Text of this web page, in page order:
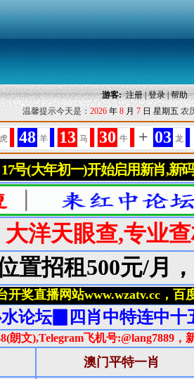
游客:注册|登录|帮助
温馨提示今天是： 2026年 8月 7日 星期五 农